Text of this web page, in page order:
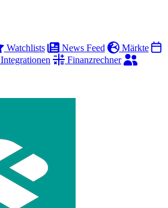
Watchlists News Feed
Märkte
Integrationen
Finanzrechner